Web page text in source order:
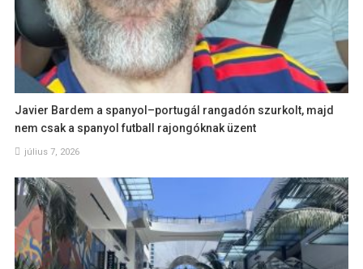
Javier Bardem a spanyol–portugál rangadón szurkolt, majd
nem csak a spanyol futball rajongóknak üzent
július 7, 2026